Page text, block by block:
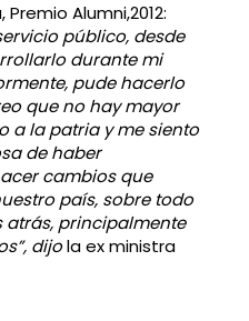
Alumni,2012:
público, desde
durante mi
pude hacerlo
que no hay mayor
a la patria y me siento
de haber
cambios que
país, sobre todo
atrás, principalmente
dijola ex ministra